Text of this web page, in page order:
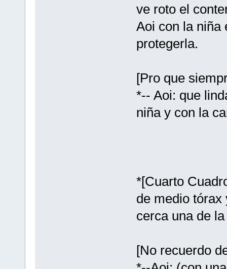
ve roto el
Aoi con la niña
protegerla.
[Pro que
*-- Aoi: que
niña y con la
*[Cuarto
de medio tórax
cerca una de
[No recuerdo